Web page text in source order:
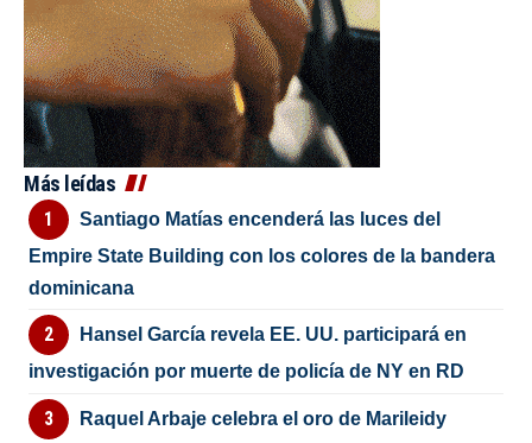
Más leídas
Santiago Matías encenderá las luces del
Empire State Building con los colores de la bandera
dominicana
Hansel García revela EE. UU. participará en
investigación por muerte de policía de NY en RD
Raquel Arbaje celebra el oro de Marileidy